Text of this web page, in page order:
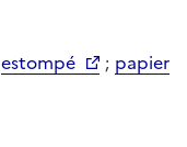
estompé ; papier